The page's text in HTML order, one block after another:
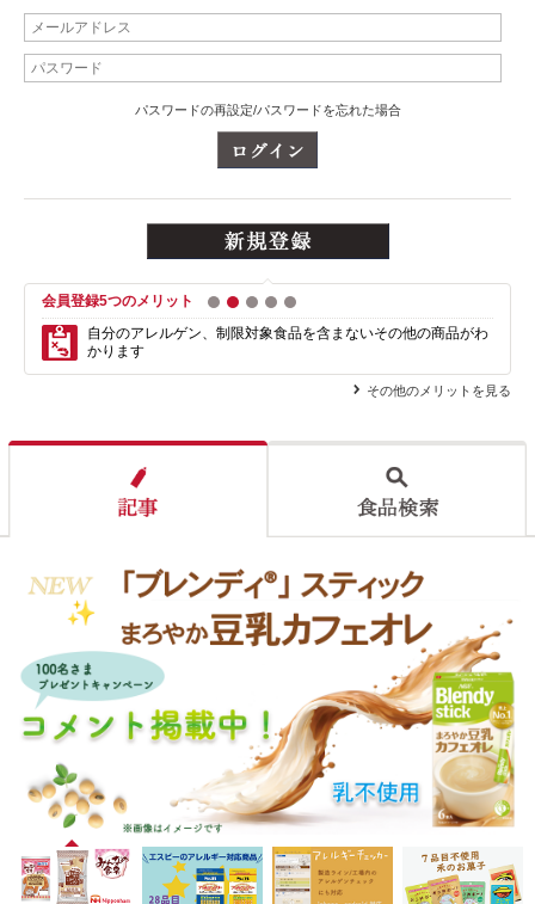
パスワードの再設定/パスワードを忘れた場合
会員登録5つのメリット 1 2 3 4
自分のアレルゲン、制限対象食品を含まないその他の商品がわ
かります
その他のメリットを見る